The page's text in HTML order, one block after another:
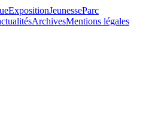
ExpositionJeunesseParc
ArchivesMentions légales